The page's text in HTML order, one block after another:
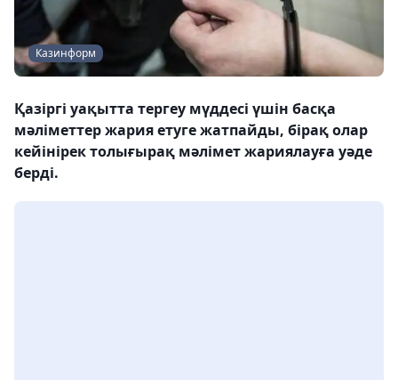
Казинформ
Қазіргі уақытта тергеу мүддесі үшін басқа
мәліметтер жария етуге жатпайды, бірақ олар
кейінірек толығырақ мәлімет жариялауға уәде
берді.